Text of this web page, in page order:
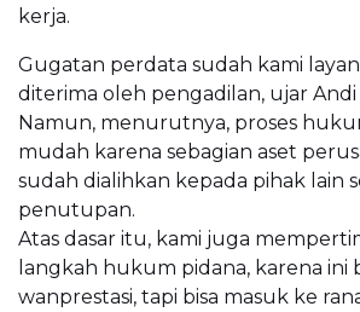
kerja.
Gugatan perdata sudah kami
diterima oleh pengadilan, ujar Andi
Namun, menurutnya, proses
mudah karena sebagian aset
sudah dialihkan kepada pihak lain
penutupan.
Atas dasar itu, kami juga
langkah hukum pidana, karena ini
wanprestasi, tapi bisa masuk ke